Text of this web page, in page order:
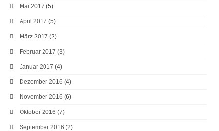
Mai 2017 (5)
April 2017 (5)
März 2017 (2)
Februar 2017 (3)
Januar 2017 (4)
Dezember 2016 (4)
November 2016 (6)
Oktober 2016 (7)
September 2016 (2)